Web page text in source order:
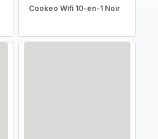
Cookeo Wifi 10-en-1 Noir